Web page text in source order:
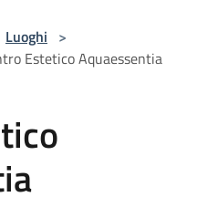
Luoghi >
Estetico Aquaessentia